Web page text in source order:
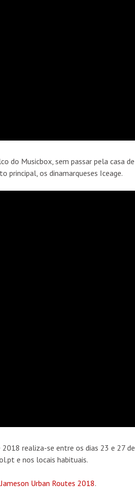
do Musicbox, sem passar pela casa de
principal, os dinamarqueses Iceage.
2018 realiza-se entre os dias 23 e 27 de
e nos locais habituais.
Urban Routes 2018.